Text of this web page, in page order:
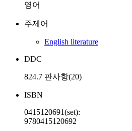
영어
주제어
English literature
DDC
824.7 판사항(20)
ISBN
0415120691(set):
9780415120692